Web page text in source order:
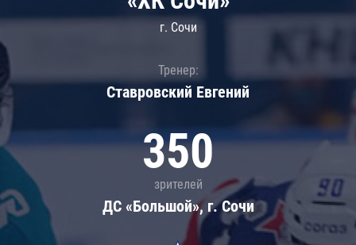
г. Сочи
Тренер:
Ставровский Евгений
350
зрителей
ДС «Большой», г. Сочи